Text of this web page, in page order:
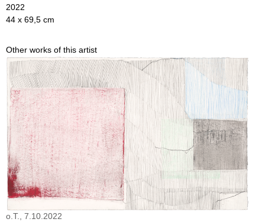
2022
44 x 69,5 cm
Other works of this artist
o.T., 7.10.2022